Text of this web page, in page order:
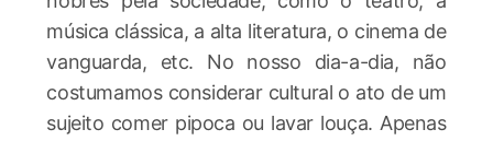
música clássica, a alta literatura, o cinema de
vanguarda, etc. No nosso dia-a-dia, não
costumamos considerar cultural o ato de um
sujeito comer pipoca ou lavar louça. Apenas